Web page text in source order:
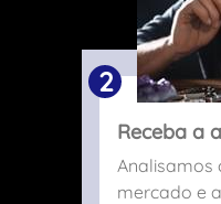
2
Receba a
Analisamos
mercado e